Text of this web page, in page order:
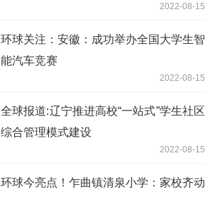
2022-08-15
环球关注：安徽：成功举办全国大学生智
能汽车竞赛
2022-08-15
全球报道:辽宁推进高校“一站式”学生社区
综合管理模式建设
2022-08-15
环球今亮点！乍曲镇清泉小学：家校齐动